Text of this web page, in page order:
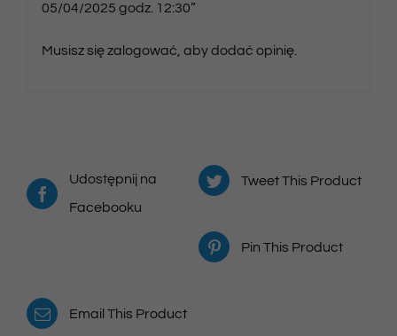
05/04/2025 godz. 12:30”
Musisz sięzalogować , aby dodać opinię.
Udostępnij na
Facebooku
Tweet This Product
Pin This Product
Email This Product